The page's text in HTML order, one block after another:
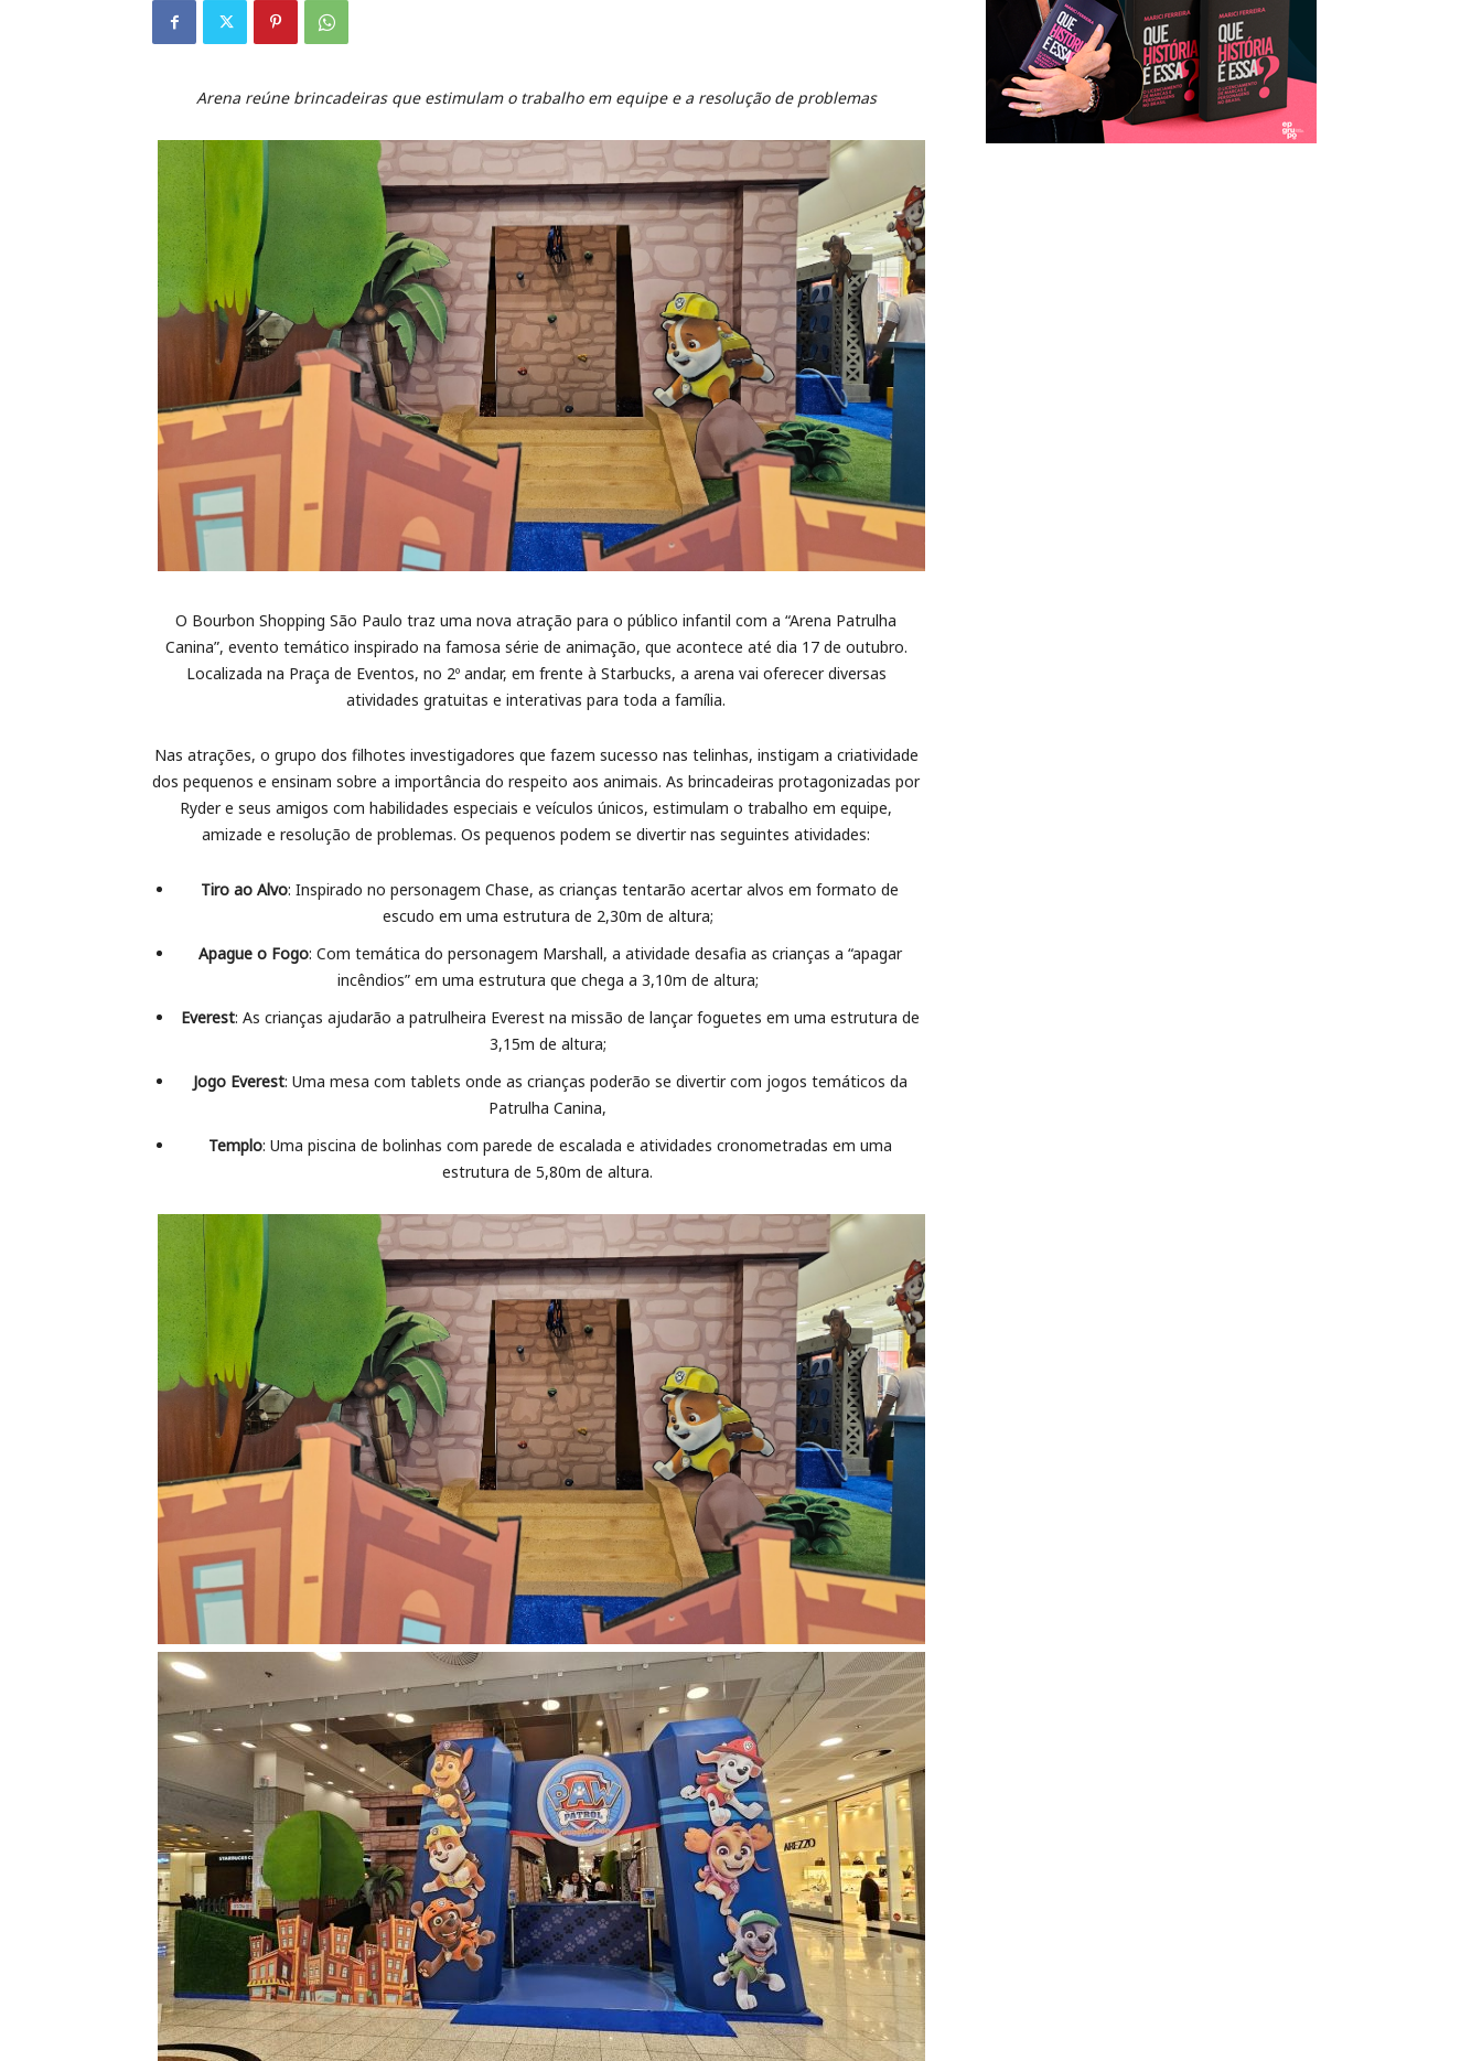
Arena reúne brincadeiras que estimulam o trabalho em equipe e a resolução de problemas
O Bourbon Shopping São Paulo traz uma nova atração para o público infantil com a “Arena Patrulha
Canina”, evento temático inspirado na famosa série de animação, que acontece até dia 17 de outubro.
Localizada na Praça de Eventos, no 2º andar, em frente à Starbucks, a arena vai oferecer diversas
atividades gratuitas e interativas para toda a família.
Nas atrações, o grupo dos filhotes investigadores que fazem sucesso nas telinhas, instigam a criatividade
dos pequenos e ensinam sobre a importância do respeito aos animais. As brincadeiras protagonizadas por
Ryder e seus amigos com habilidades especiais e veículos únicos, estimulam o trabalho em equipe,
amizade e resolução de problemas. Os pequenos podem se divertir nas seguintes atividades:
Tiro ao Alvo: Inspirado no personagem Chase, as crianças tentarão acertar alvos em formato de
escudo em uma estrutura de 2,30m de altura;
Apague o Fogo: Com temática do personagem Marshall, a atividade desafia as crianças a “apagar
incêndios” em uma estrutura que chega a 3,10m de altura;
Everest: As crianças ajudarão a patrulheira Everest na missão de lançar foguetes em uma estrutura de
3,15m de altura;
Jogo Everest: Uma mesa com tablets onde as crianças poderão se divertir com jogos temáticos da
Patrulha Canina,
Templo: Uma piscina de bolinhas com parede de escalada e atividades cronometradas em uma
estrutura de 5,80m de altura.